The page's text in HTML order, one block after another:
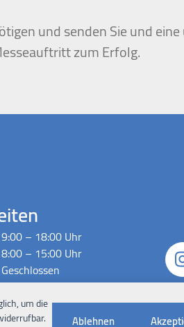
um die
Ablehnen
und senden Sie und
zum Erfolg.
9:00 – 18:00 Uhr
8:00 – 15:00 Uhr
Geschlossen
Nach Absprache